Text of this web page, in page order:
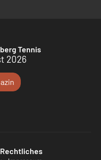
Tennis
2026
Rechtliches